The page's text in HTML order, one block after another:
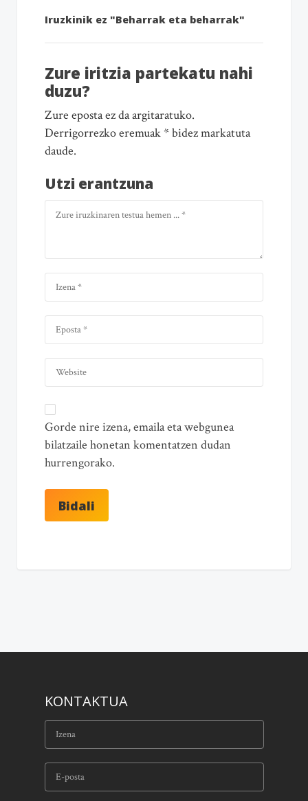
Iruzkinik ez "Beharrak eta beharrak"
Zure iritzia partekatu nahi
duzu?
Zure eposta ez da argitaratuko.
Derrigorrezko eremuak * bidez markatuta
daude.
Utzi erantzuna
Gorde nire izena, emaila eta webgunea
bilatzaile honetan komentatzen dudan
hurrengorako.
KONTAKTUA